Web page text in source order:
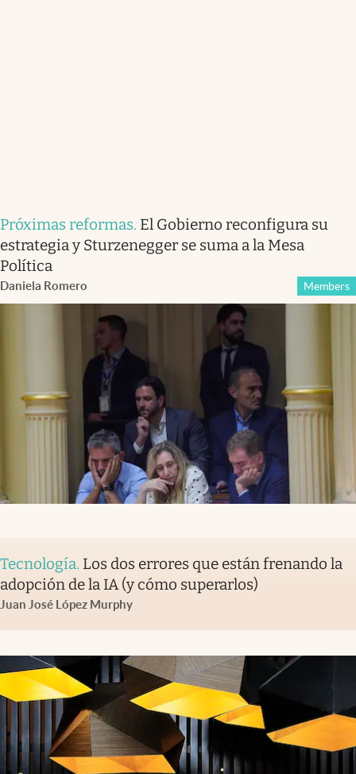
Próximas reformas. El Gobierno reconfigura su
estrategia y Sturzenegger se suma a la Mesa
Política
Daniela Romero Members
Tecnología. Los dos errores que están frenando la
adopción de la IA (y cómo superarlos)
Juan José López Murphy